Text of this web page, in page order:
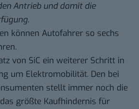
Antrieb und damit die
können Autofahrer so sechs
von SiC ein weiterer Schritt in
um Elektromobilität. Den bei
stellt immer noch die
größte Kaufhindernis für